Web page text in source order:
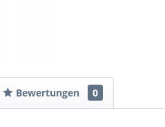
Bewertungen 0